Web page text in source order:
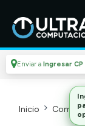
Enviar a Ingresar CP
Inicio